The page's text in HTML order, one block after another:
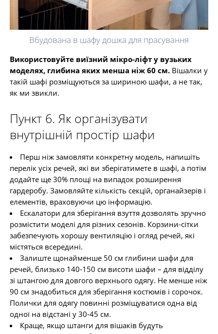
Вбудована в шафу дошка для прасування
Використовуйте виїзний мікро-ліфт у вузьких
моделях, глибина яких менша ніж 60 см. Вішалки у
такій шафі розміщуються за шириною шафи, а не так,
як ми звикли.
Пункт 6. Як організувати
внутрішній простір шафи
Перш ніж замовляти конкретну модель, напишіть
перелік усіх речей, які ви зберігатимете в шафі, а потім
додайте ще 30% площі на випадок розширення
гардеробу. Замовляйте кількість секцій, органайзерів і
елементів, враховуючи цю інформацію.
Ескалатори для зберігання взуття дозволять зручно
розмістити моделі для різних сезонів. Корзини-сітки
забезпечують хорошу вентиляцію і огляд речей, які
містяться всередині.
Залиште щонайменше 50 см глибини шафи для
речей, близько 140-150 см висоти шафи – для відділу
зі штангою для довгого верхнього одягу. Не менше ніж
90 см знадобиться для зберігання костюмів і сорочок.
Полички для одягу повинні розміщуватися одна від
одної на відстані у 30-45 см.
Краще, якщо штанги для вішаків будуть